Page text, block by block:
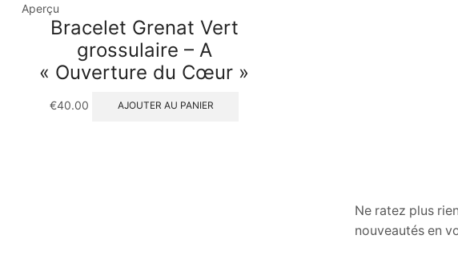
Aperçu
Bracelet Grenat Vert
grossulaire – A
« Ouverture du Cœur »
€40.00 AJOUTER AU PANIER
Ne ratez plus
nouveautés en